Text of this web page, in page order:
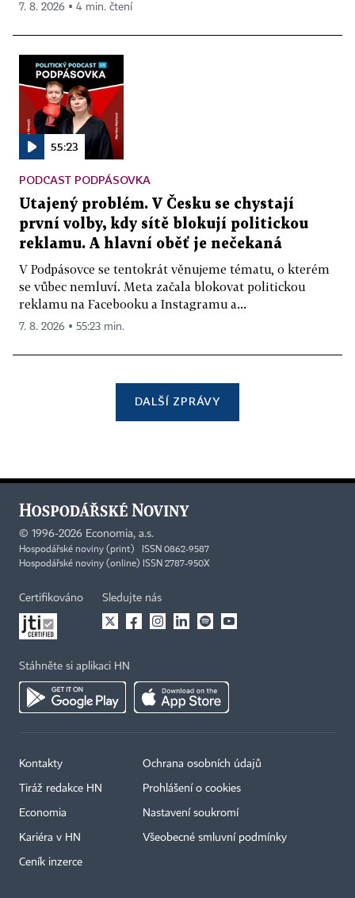
7. 8. 2026 ▪ 4 min. čtení
55:23
PODCAST PODPÁSOVKA
Utajený problém. V Česku se chystají
první volby, kdy sítě blokují politickou
reklamu. A hlavní oběť je nečekaná
V Podpásovce se tentokrát věnujeme tématu, o kterém
se vůbec nemluví. Meta začala blokovat politickou
reklamu na Facebooku a Instagramu a...
7. 8. 2026 ▪ 55:23 min.
DALŠÍ ZPRÁVY
© 1996-2026 Economia, a.s.
Hospodářské noviny (print) ISSN 0862-9587
Hospodářské noviny (online) ISSN 2787-950X
Certifikováno Sledujte nás
Stáhněte si aplikaci HN
Kontakty
Tiráž redakce HN
Economia
Kariéra v HN
Ceník inzerce
Ochrana osobních údajů
Prohlášení o cookies
Nastavení soukromí
Všeobecné smluvní podmínky